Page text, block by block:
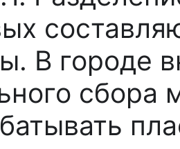
В городе
сбора